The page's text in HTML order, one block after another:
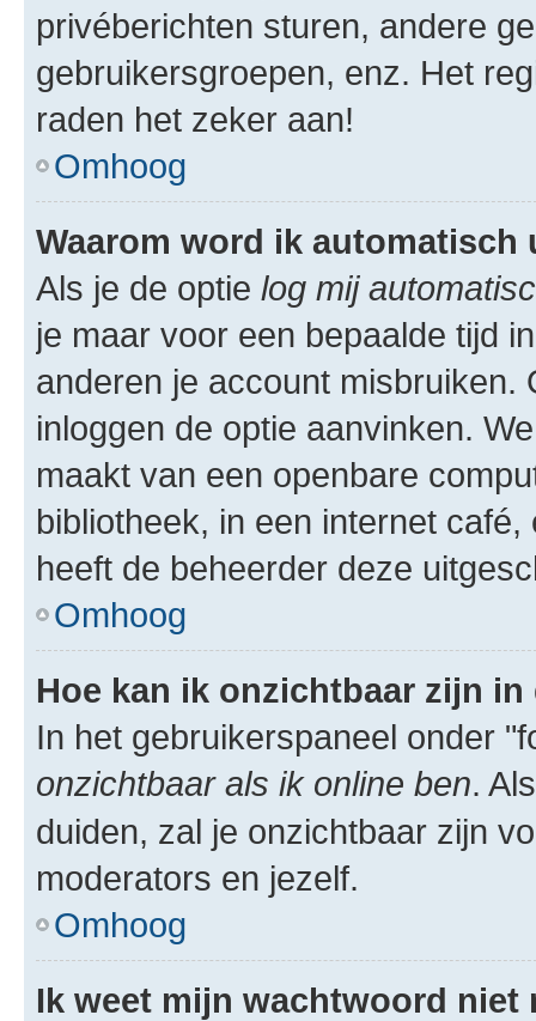
privéberichten sturen, andere
gebruikersgroepen, enz. Het
raden het zeker aan!
Omhoog
Waarom word ik automatisch
Als je de optie log mij
je maar voor een bepaalde tijd
anderen je account misbruiken.
inloggen de optie aanvinken.
maakt van een openbare
bibliotheek, in een internet
heeft de beheerder deze
Omhoog
Hoe kan ik onzichtbaar zijn
In het gebruikerspaneel onder
onzichtbaar als ik online ben.
duiden, zal je onzichtbaar zijn
moderators en jezelf.
Omhoog
Ik weet mijn wachtwoord niet